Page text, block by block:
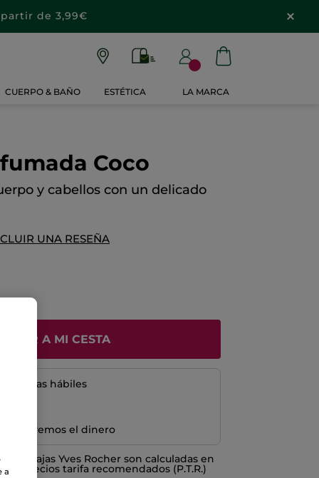
de 3,99€
CUERPO & BAÑO ESTÉTICA LA MARCA
Coco
y cabellos con un delicado
UNA RESEÑA
A MI CESTA
a 8 días hábiles
devolvemos el dinero
ventajas Yves Rocher son calculadas en
Precios tarifa recomendados (P.T.R.)
a